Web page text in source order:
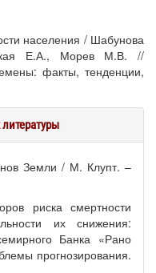
населения / Шабунова
Е.А., Морев М.В. //
факты, тенденции,
Земли / М. Клупт. –
риска смертности
их снижения:
Банка «Рано
прогнозирования.